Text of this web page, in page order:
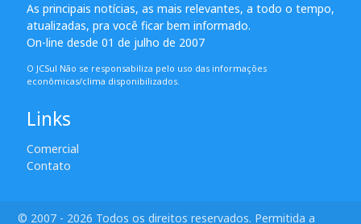
As principais notícias, as mais relevantes, a todo o tempo,
atualizadas, pra você ficar bem informado.
On-line desde 01 de julho de 2007
O JCSul Não se responsabiliza pelo uso das informações
econômicas/clima disponibilizados.
Links
Comercial
Contato
© 2007 - 2026 Todos os direitos reservados. Permitida a